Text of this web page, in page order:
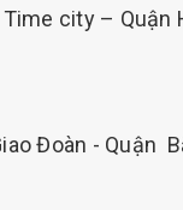
thảm
Time city – Quận
Đoàn - Quận